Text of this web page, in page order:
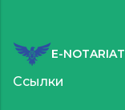
E-NOTARIAT
Ссылки